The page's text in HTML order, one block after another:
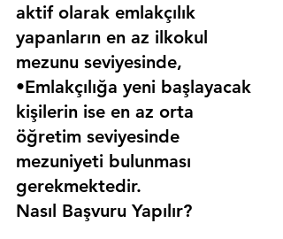
aktif olarak emlakçılık
yapanların en az ilkokul
mezunu seviyesinde,
•Emlakçılığa yeni başlayacak
kişilerin ise en az orta
öğretim seviyesinde
mezuniyeti bulunması
gerekmektedir.
Nasıl Başvuru Yapılır?